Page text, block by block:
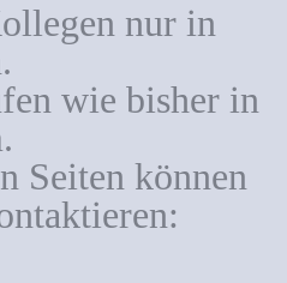
nur in
wie bisher in
Seiten können